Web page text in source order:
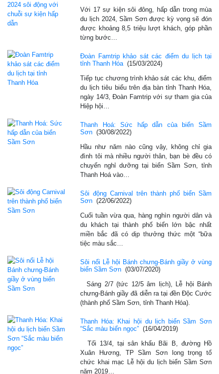
Với 17 sự kiện sôi đông, hấp dẫn trong mùa
du lịch 2024, Sầm Sơn được kỳ vọng sẽ đón
được khoảng 8,5 triệu lượt khách, góp phần
từng bước…
Đoàn Famtrip khảo sát các điểm du lịch tại
tỉnh Thanh Hóa (15/03/2024)
Tiếp tục chương trình khảo sát các khu, điểm
du lịch tiêu biểu trên địa bàn tỉnh Thanh Hóa,
ngày 14/3, Đoàn Famtrip với sự tham gia của
Hiệp hội…
Thanh Hoá: Sức hấp dẫn của biển Sầm
Sơn (30/08/2022)
Hầu như năm nào cũng vậy, không chỉ gia
đình tôi mà nhiều người thân, bạn bè đều có
chuyến nghỉ dưỡng tại biển Sầm Sơn, tỉnh
Thanh Hoá vào…
Sôi động Carnival trên thành phố biển Sầm
Sơn (22/06/2022)
Cuối tuần vừa qua, hàng nghìn người dân và
du khách tại thành phố biển lớn bậc nhất
miền bắc đã có dịp thưởng thức một “bữa
tiệc màu sắc…
Sôi nổi Lễ hội Bánh chưng-Bánh giầy ở vùng
biển Sầm Sơn (03/07/2020)
Sáng 2/7 (tức 12/5 âm lịch), Lễ hội Bánh
chưng-Bánh giầy đã diễn ra tại đền Độc Cước
(thành phố Sầm Sơn, tỉnh Thanh Hóa).
Thanh Hóa: Khai hội du lịch biển Sầm Sơn
“Sắc màu biển ngọc” (16/04/2019)
Tối 13/4, tại sân khấu Bãi B, đường Hồ
Xuân Hương, TP Sầm Sơn long trọng tổ
chức khai mạc Lễ hội du lịch biển Sầm Sơn
năm 2019…